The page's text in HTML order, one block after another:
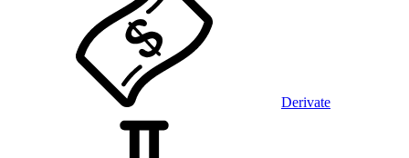
Derivate